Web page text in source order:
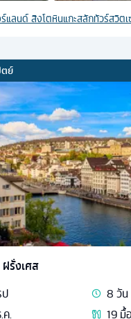
ข้อง
แลนด์ สิงโตหินแกะสลักทัวร์สวิต
ย์
รั่งเศส
8วัน
ค.
19มื้